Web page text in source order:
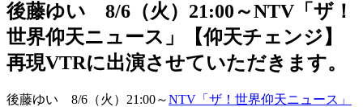
後藤ゆい 8/6（火）21:00～NTV「ザ！
世界仰天ニュース」【仰天チェンジ】
再現VTRに出演させていただきます。
後藤ゆい 8/6（火）21:00～NTV「ザ！世界仰天ニュース」